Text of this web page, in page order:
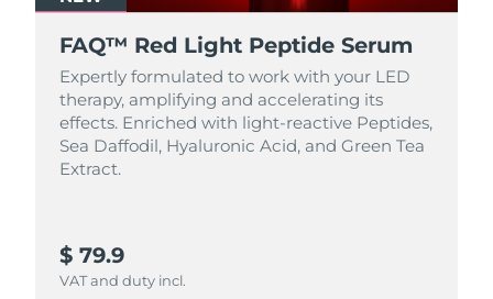
FAQ™ Red Light Peptide Serum
Expertly formulated to work with your LED
therapy, amplifying and accelerating its
effects. Enriched with light‑reactive Peptides,
Sea Daffodil, Hyaluronic Acid, and Green Tea
Extract.
$ 79.9
VAT and duty incl.